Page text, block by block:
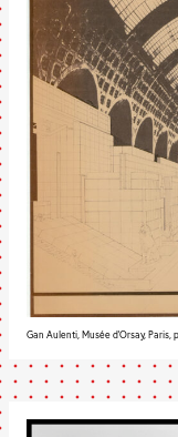
Gan Aulenti, Musée d'Orsay,